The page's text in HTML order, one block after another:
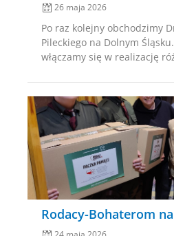
26 maja 2026
Po raz kolejny obchodzimy
Pileckiego na Dolnym
włączamy się w realizację
Rodacy-Bohaterom
Posted
on